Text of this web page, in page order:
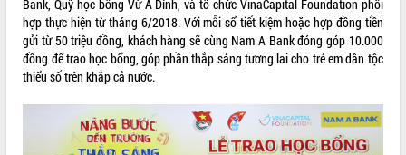
Họp báo thông tin về Hội nghị Công bố
Quy hoạch và Xúc tiến đầu tư tỉnh Đắk
Lắk
Khơi thông điểm nghẽn, đẩy nhanh
giải ngân vốn khắc phục thiên tai
HĐND tỉnh thông qua điều chỉnh Quy
hoạch tỉnh thời kỳ 2021-2030
Bank, Quỹ học bổng Vừ A Dính, và tổ chức VinaCapital Foundation phối
hợp thực hiện từ tháng 6/2018. Với mỗi sổ tiết kiệm hoặc hợp đồng tiền
gửi từ 50 triệu đồng, khách hàng sẽ cùng Nam A Bank đóng góp 10.000
đồng để trao học bổng, góp phần thắp sáng tương lai cho trẻ em dân tộc
thiểu số trên khắp cả nước.